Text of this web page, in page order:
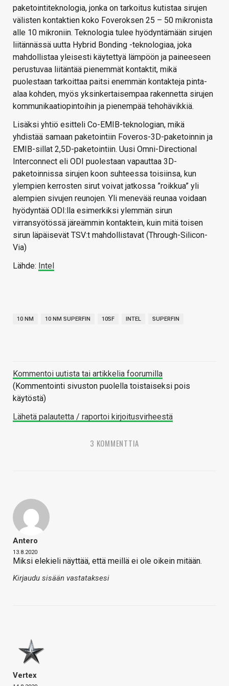
paketointiteknologia, jonka on tarkoitus kutistaa sirujen
välisten kontaktien koko Foveroksen 25 – 50 mikronista
alle 10 mikroniin. Teknologia tulee hyödyntämään sirujen
liitännässä uutta Hybrid Bonding -teknologiaa, joka
mahdollistaa yleisesti käytettyä lämpöön ja paineeseen
perustuvaa liitäntää pienemmät kontaktit, mikä
puolestaan tarkoittaa paitsi enemmän kontakteja pinta-
alaa kohden, myös yksinkertaisempaa rakennetta sirujen
kommunikaatiopintoihin ja pienempää tehohävikkiä.
Lisäksi yhtiö esitteli Co-EMIB-teknologian, mikä
yhdistää samaan paketointiin Foveros-3D-paketoinnin ja
EMIB-sillat 2,5D-paketointiin. Uusi Omni-Directional
Interconnect eli ODI puolestaan vapauttaa 3D-
paketoinnissa sirujen koon suhteessa toisiinsa, kun
ylempien kerrosten sirut voivat jatkossa ”roikkua” yli
alempien sivujen reunojen. Yli menevää reunaa voidaan
hyödyntää ODI:lla esimerkiksi ylemmän sirun
virransyötössä järeämmin kontaktein, kuin mitä toisen
sirun läpäisevät TSV:t mahdollistavat (Through-Silicon-
Via)
Lähde: Intel
10 NM 10 NM SUPERFIN 10SF INTEL SUPERFIN
Kommentoi uutista tai artikkelia foorumilla
(Kommentointi sivuston puolella toistaiseksi pois
käytöstä)
Lähetä palautetta / raportoi kirjoitusvirheestä
3 KOMMENTTIA
Antero
13.8.2020
Miksi elekieli näyttää, että meillä ei ole oikein mitään.
Kirjaudu sisään vastataksesi
Vertex